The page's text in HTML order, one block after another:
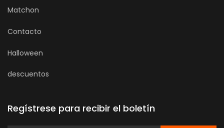
Matchon
Contacto
Halloween
descuentos
Regístrese para recibir el boletín